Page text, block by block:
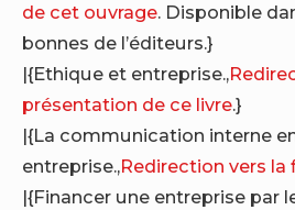
de cet ouvrage. Disponible
bonnes de l’éditeurs.}
|{Ethique et entreprise.,
présentation de ce livre.}
|{La communication interne
entreprise.,Redirection vers
|{Financer une entreprise par